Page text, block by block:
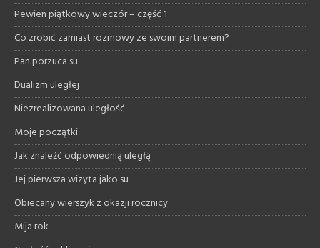
Pewien piątkowy wieczór – część 1
Co zrobić zamiast rozmowy ze swoim partnerem?
Pan porzuca su
Dualizm uległej
Niezrealizowana uległość
Moje początki
Jak znaleźć odpowiednią uległą
Jej pierwsza wizyta jako su
Obiecany wierszyk z okazji rocznicy
Mija rok